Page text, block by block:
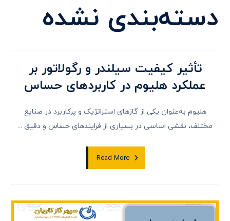
دسته‌بندی نشده
تأثیر کیفیت سیلندر و رگولاتور بر
عملکرد هلیوم در کاربردهای حساس
هلیوم به‌عنوان یکی از گازهای استراتژیک و پرکاربرد در صنایع
مختلف، نقشی اساسی در بسیاری از فرایندهای حساس و دقیق ...
Read More